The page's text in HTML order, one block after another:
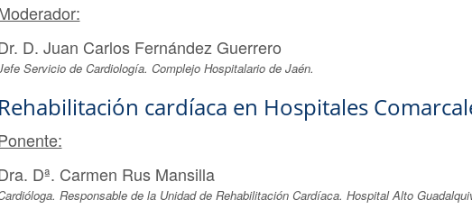
D. Juan Carlos Fernández Guerrero
Servicio de Cardiología. Complejo Hospitalario de Jaén.
Rehabilitación cardíaca en Hospitales
Dª. Carmen Rus Mansilla
Responsable de la Unidad de Rehabilitación Cardíaca. Hospital Alto